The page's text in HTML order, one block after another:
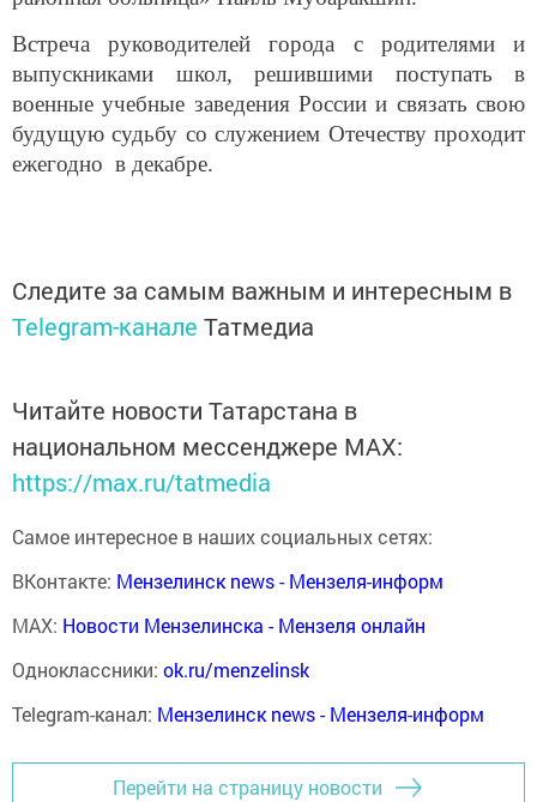
Встреча руководителей города с родителями и
выпускниками школ, решившими поступать в
военные учебные заведения России и связать свою
будущую судьбу со служением Отечеству проходит
ежегодно в декабре.
Следите за самым важным и интересным в
Telegram-канале Татмедиа
Читайте новости Татарстана в
национальном мессенджере MАХ:
https://max.ru/tatmedia
Самое интересное в наших социальных сетях:
ВКонтакте: Мензелинск news - Мензеля-информ
MAX: Новости Мензелинска - Мензеля онлайн
Одноклассники: ok.ru/menzelinsk
Telegram-канал: Мензелинск news - Мензеля-информ
Перейти на страницу новости